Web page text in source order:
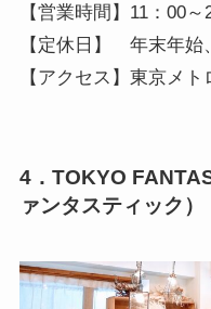
【営業時間】11：00～
【定休日】　年末年
【アクセス】東京メ
4．TOKYO
ァンタスティック）